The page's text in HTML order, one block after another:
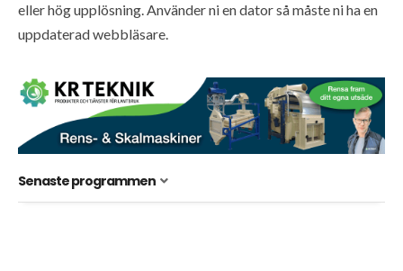
eller hög upplösning. Använder ni en dator så måste ni ha en
uppdaterad webbläsare.
Senaste programmen